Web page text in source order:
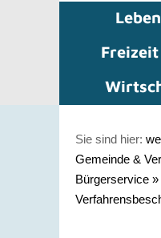
Sie sind hier:
Gemeinde &
Bürgerservice »